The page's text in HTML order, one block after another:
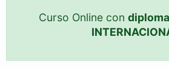
Curso Online con